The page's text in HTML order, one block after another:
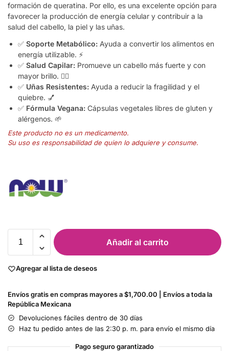
formación de queratina. Por ello, es una excelente opción para
favorecer la producción de energía celular y contribuir a la
salud del cabello, la piel y las uñas.
✅ Soporte Metabólico: Ayuda a convertir los alimentos en
energía utilizable. ⚡
✅ Salud Capilar: Promueve un cabello más fuerte y con
mayor brillo. 💇‍♂️
✅ Uñas Resistentes: Ayuda a reducir la fragilidad y el
quiebre. 💅
✅ Fórmula Vegana: Cápsulas vegetales libres de gluten y
alérgenos. 🌱
Este producto no es un medicamento.
Su uso es responsabilidad de quien lo adquiere y consume.
Añadir al carrito
Agregar al lista de deseos
Envíos gratis en compras mayores a $1,700.00 | Envíos a toda la
República Mexicana
Devoluciones fáciles dentro de 30 días
Haz tu pedido antes de las 2:30 p. m. para envío el mismo día
Pago seguro garantizado